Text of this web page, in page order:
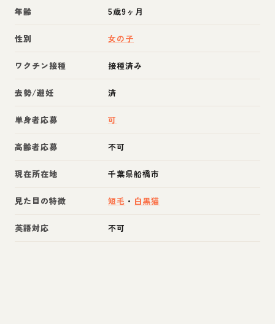
年齢 5歳9ヶ月
性別 女の子
ワクチン接種 接種済み
去勢/避妊 済
単身者応募 可
高齢者応募 不可
現在所在地 千葉県船橋市
見た目の特徴 短毛 ・ 白黒猫
英語対応 不可